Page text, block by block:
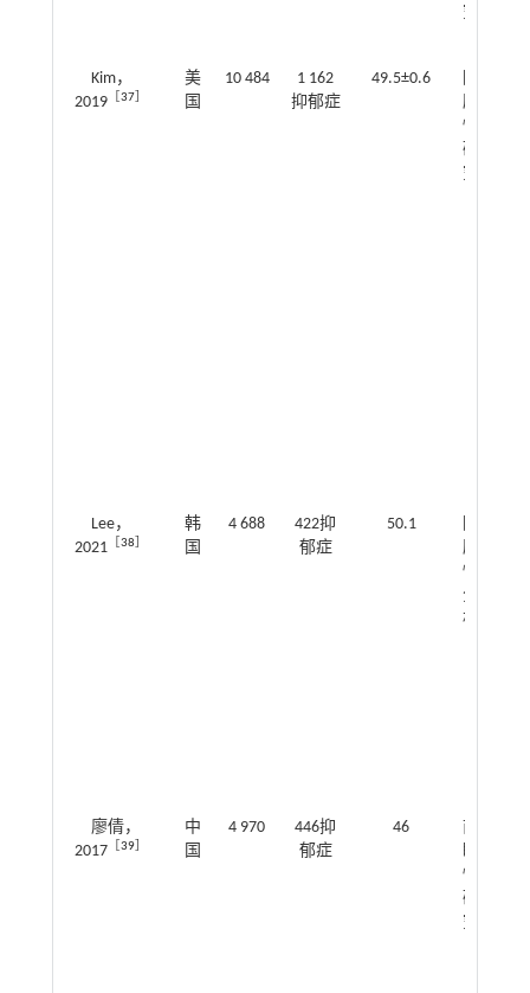
究
Kim，
2019［ 37］
美
国
10 484
1 162
抑郁症
49.5±0.6
顾
性
研
究
Lee，
2021
38
韩
国
4 688
422抑
郁症
50.1
顾
性
分
析
廖倩，
2017［ 39］
中
国
4 970
446抑
郁症
46
前
瞻
性
研
究